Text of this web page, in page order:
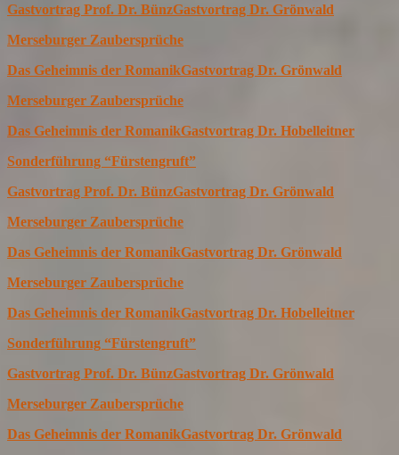
Gastvortrag Prof. Dr. BünzGastvortrag Dr. Grönwald
Merseburger Zaubersprüche
Das Geheimnis der RomanikGastvortrag Dr. Grönwald
Merseburger Zaubersprüche
Das Geheimnis der RomanikGastvortrag Dr. Hobelleitner
Sonderführung “Fürstengruft”
Gastvortrag Prof. Dr. BünzGastvortrag Dr. Grönwald
Merseburger Zaubersprüche
Das Geheimnis der RomanikGastvortrag Dr. Grönwald
Merseburger Zaubersprüche
Das Geheimnis der RomanikGastvortrag Dr. Hobelleitner
Sonderführung “Fürstengruft”
Gastvortrag Prof. Dr. BünzGastvortrag Dr. Grönwald
Merseburger Zaubersprüche
Das Geheimnis der RomanikGastvortrag Dr. Grönwald